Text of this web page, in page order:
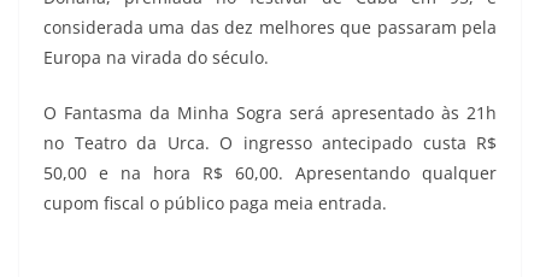
considerada uma das dez melhores que passaram pela
Europa na virada do século.
O Fantasma da Minha Sogra será apresentado às 21h
no Teatro da Urca. O ingresso antecipado custa R$
50,00 e na hora R$ 60,00. Apresentando qualquer
cupom fiscal o público paga meia entrada.